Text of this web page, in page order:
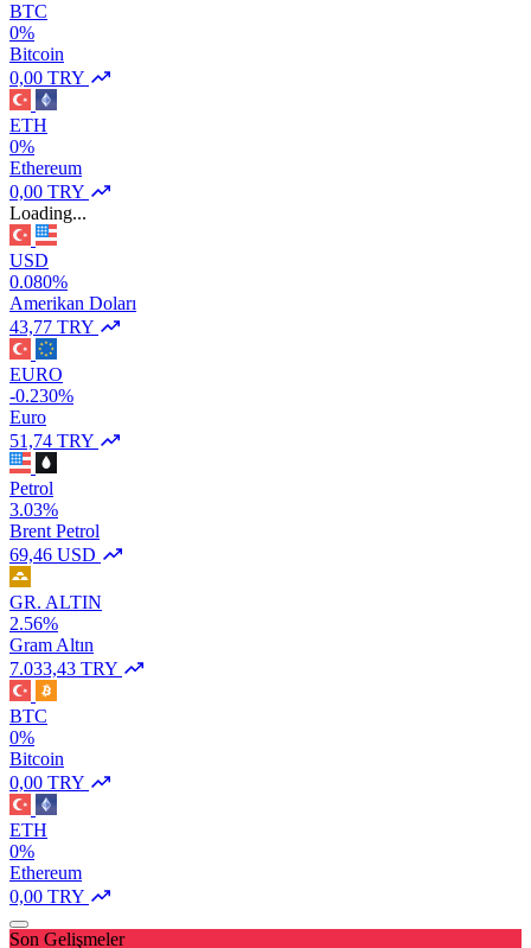
BTC
0%
Bitcoin
0,00 TRY
ETH
0%
Ethereum
0,00 TRY
Loading...
USD
0.080%
Amerikan Doları
43,77 TRY
EURO
-0.230%
Euro
51,74 TRY
Petrol
3.03%
Brent Petrol
69,46 USD
GR. ALTIN
2.56%
Gram Altın
7.033,43 TRY
BTC
0%
Bitcoin
0,00 TRY
ETH
0%
Ethereum
0,00 TRY
Son Gelişmeler